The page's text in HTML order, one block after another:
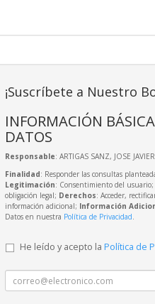
¡Suscríbete a Nuestro
INFORMACIÓN
DATOS
Responsable: ARTIGAS SANZ, JOSE JAVIER
Finalidad: Responder las consultas
Legitimación: Consentimiento del usuario;
obligación legal; Derechos: Acceder,
información adicional; Información
Datos en nuestra Política de Privacidad.
He leído y acepto la Política de